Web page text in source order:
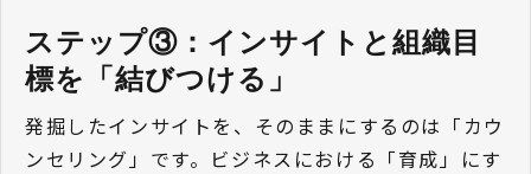
ステップ③：インサイトと組織目
標を「結びつける」
発掘したインサイトを、そのままにするのは「カウ
ンセリング」です。ビジネスにおける「育成」にす